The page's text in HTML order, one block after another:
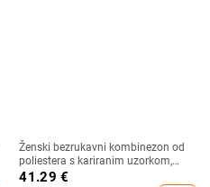
Ženski bezrukavni kombinezon od
poliestera s kariranim uzorkom,
opušteni struk i blago široke
41.29 €